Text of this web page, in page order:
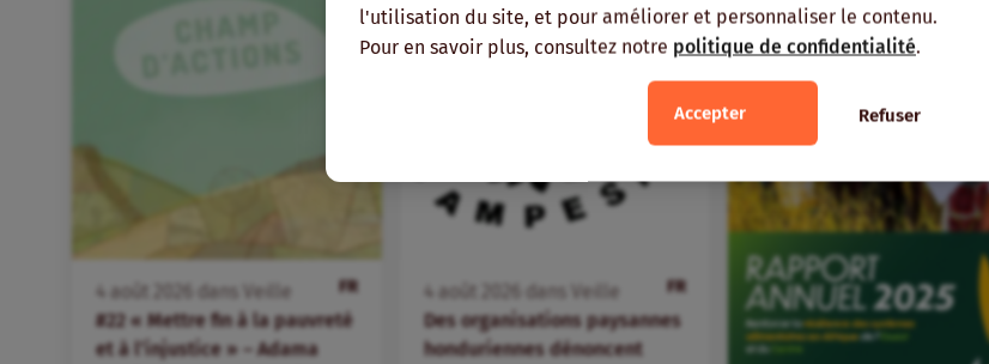
l'utilisation du site, et pour améliorer et personnaliser le contenu.
Pour en savoir plus, consultez notre politique de confidentialité.
Accepter Refuser
FR
4 août dans
Veille
#22 « Mettre fin à la pauvreté
et à l’injustice » – Adama
FR
4 août dans
Veille
Des organisations paysannes
honduriennes dénoncent